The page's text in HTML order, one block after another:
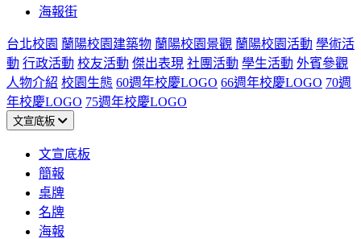
海報街
台北校園 蘭陽校園建築物 蘭陽校園景觀 蘭陽校園活動 學術活
動 行政活動 校友活動 傑出表現 社團活動 學生活動 外賓參觀
人物介紹 校園生態 60週年校慶LOGO 66週年校慶LOGO 70週
年校慶LOGO 75週年校慶LOGO
文宣底板
文宣底板
簡報
桌牌
名牌
海報